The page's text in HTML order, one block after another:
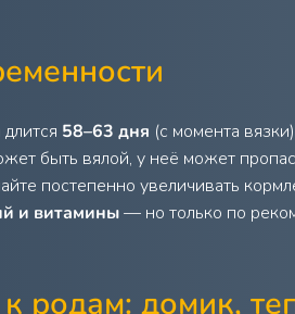
58–63 дня (с момента
быть вялой, у неё может
постепенно увеличивать
и витамины— но только по
родам: домик,